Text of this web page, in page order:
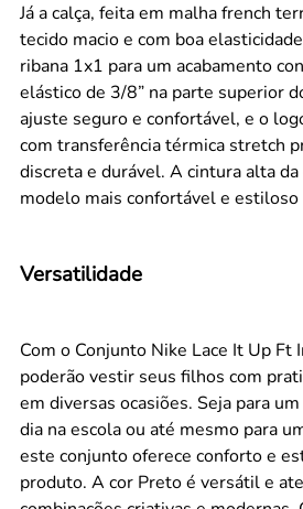
Já a calça, feita em malha french
tecido macio e com boa
ribana 1x1 para um acabamento
elástico de 3/8” na parte superior
ajuste seguro e confortável, e o
com transferência térmica stretch
discreta e durável. A cintura alta da
modelo mais confortável e estiloso
Versatilidade
Com o Conjunto Nike Lace It Up Ft
poderão vestir seus filhos com
em diversas ocasiões. Seja para
dia na escola ou até mesmo para
este conjunto oferece conforto e
produto. A cor Preto é versátil e